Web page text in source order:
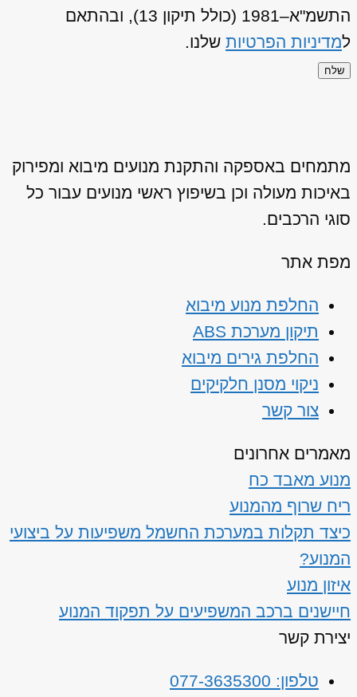
התשמ"א–1981 (כולל תיקון 13), ובהתאם
למדיניות הפרטיות שלנו.
שלח
מתמחים באספקה והתקנת מנועים מיבוא ומפירוק
באיכות מעולה וכן בשיפוץ ראשי מנועים עבור כל
סוגי הרכבים.
מפת אתר
החלפת מנוע מיבוא
תיקון מערכת ABS
החלפת גירים מיבוא
ניקוי מסנן חלקיקים
צור קשר
מאמרים אחרונים
מנוע מאבד כח
ריח שרוף מהמנוע
כיצד תקלות במערכת החשמל משפיעות על ביצועי
המנוע?
איזון מנוע
חיישנים ברכב המשפיעים על תפקוד המנוע
יצירת קשר
טלפון: 077-3635300